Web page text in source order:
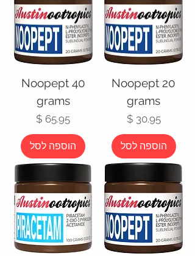
Noopept 20
grams
מחיר‏30.95 ‏$
הוספה לסל
Noopept 40
grams
מחיר
הוספה לסל